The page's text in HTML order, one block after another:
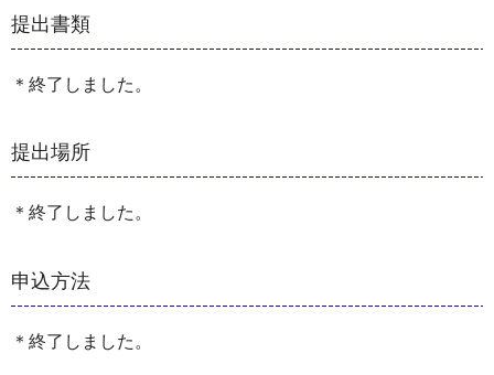
提出書類
＊終了しました。
提出場所
＊終了しました。
申込方法
＊終了しました。